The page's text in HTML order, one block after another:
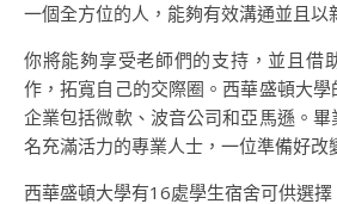
一個全方位的人，能夠有效溝通並且以
你將能夠享受老師們的支持，並且借
作，拓寬自己的交際圈。西華盛頓大
企業包括微軟、波音公司和亞馬遜。
名充滿活力的專業人士，一位準備好改
西華盛頓大學有16處學生宿舍可供選